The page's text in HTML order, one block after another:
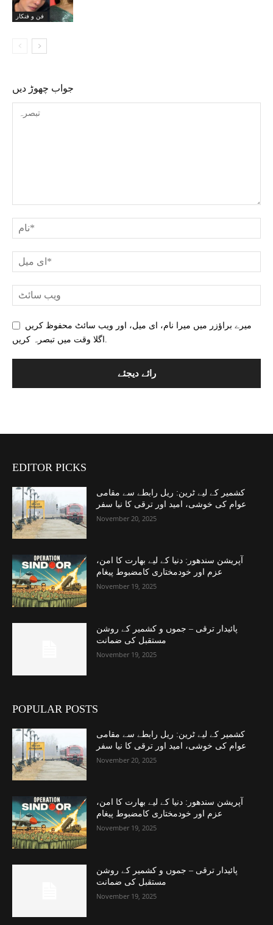
فن و فنکار
جواب چھوڑ دیں
میرے براؤزر میں میرا نام، ای میل، اور ویب سائٹ محفوظ کریں
EDITOR PICKS
کشمیر کے لیے ٹرین: ریل رابطے سے مقامی
عوام کی خوشی، امید اور ترقی کا نیا سفر
November 20, 2025
آپریشن سندھور: دنیا کے لیے بھارت کا امن،
عزم اور خودمختاری کامضبوط پیغام
November 19, 2025
پائیدار ترقی – جموں و کشمیر کے روشن
مستقبل کی ضمانت
November 19, 2025
POPULAR POSTS
کشمیر کے لیے ٹرین: ریل رابطے سے مقامی
عوام کی خوشی، امید اور ترقی کا نیا سفر
November 20, 2025
آپریشن سندھور: دنیا کے لیے بھارت کا امن،
عزم اور خودمختاری کامضبوط پیغام
November 19, 2025
پائیدار ترقی – جموں و کشمیر کے روشن
مستقبل کی ضمانت
November 19, 2025